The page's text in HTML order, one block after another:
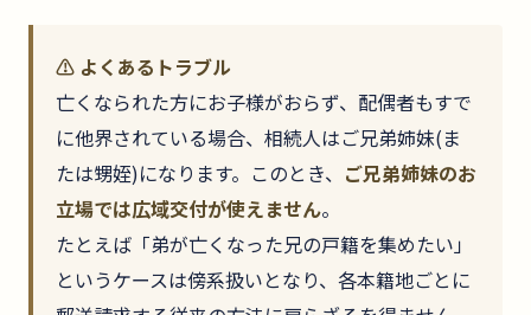
⚠ よくあるトラブル
亡くなられた方にお子様がおらず、配偶者もすで
に他界されている場合、相続人はご兄弟姉妹(ま
たは甥姪)になります。このとき、 ご兄弟姉妹のお
立場では広域交付が使えません。
たとえば「弟が亡くなった兄の戸籍を集めたい」
というケースは傍系扱いとなり、各本籍地ごとに